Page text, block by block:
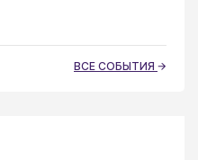
ВСЕ СОБЫТИЯ